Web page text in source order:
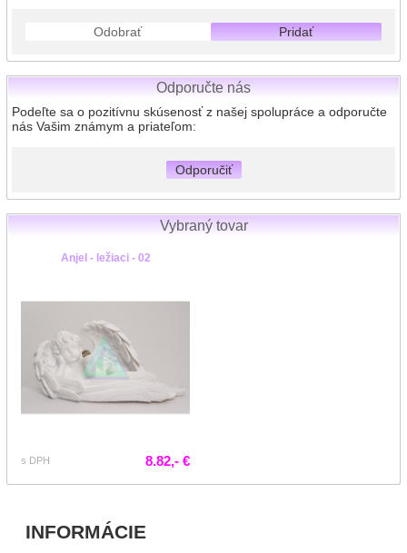
Odobrať Pridať
Odporučte nás
Podeľte sa o pozitívnu skúsenosť z našej spolupráce a odporučte
nás Vašim známym a priateľom:
Odporučiť
Vybraný tovar
Anjel - ležiaci - 02
s DPH 8.82,- €
INFORMÁCIE